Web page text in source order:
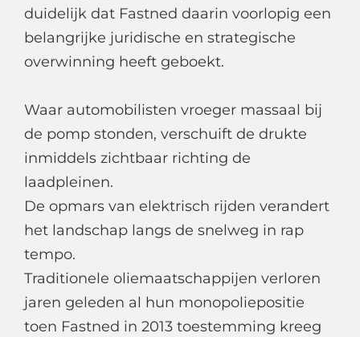
duidelijk dat Fastned daarin voorlopig een
belangrijke juridische en strategische
overwinning heeft geboekt.
Waar automobilisten vroeger massaal bij
de pomp stonden, verschuift de drukte
inmiddels zichtbaar richting de
laadpleinen.
De opmars van elektrisch rijden verandert
het landschap langs de snelweg in rap
tempo.
Traditionele oliemaatschappijen verloren
jaren geleden al hun monopoliepositie
toen Fastned in 2013 toestemming kreeg